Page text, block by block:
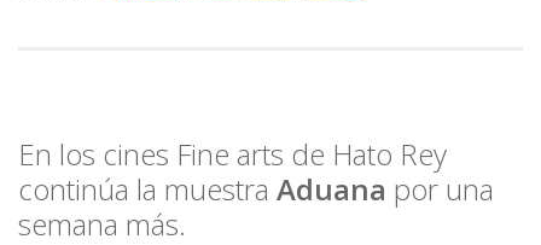
En los cines Fine arts de Hato Rey
continúa la muestra Aduana por una
semana más.